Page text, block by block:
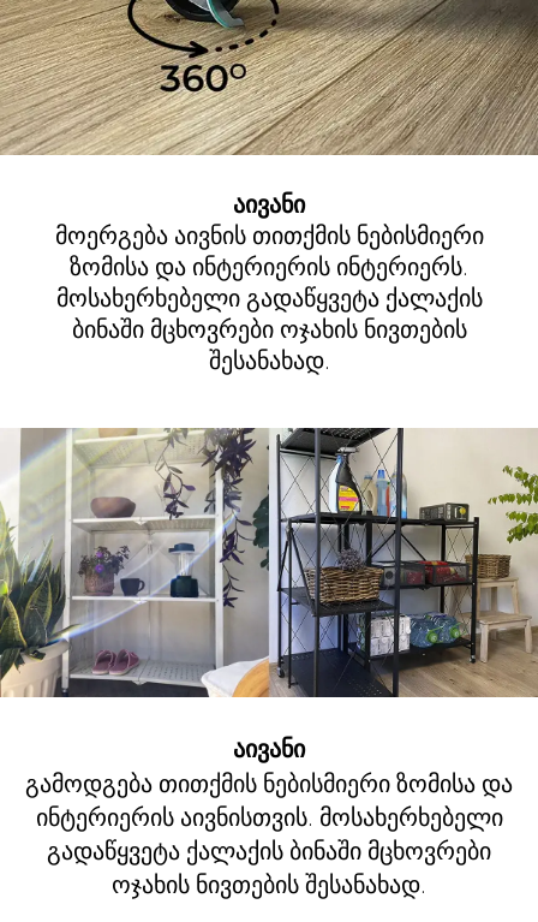
აივანი
მოერგება აივნის თითქმის ნებისმიერი
ზომისა და ინტერიერის ინტერიერს.
მოსახერხებელი გადაწყვეტა ქალაქის
ბინაში მცხოვრები ოჯახის ნივთების
შესანახად.
აივანი
გამოდგება თითქმის ნებისმიერი ზომისა და
ინტერიერის აივნისთვის. მოსახერხებელი
გადაწყვეტა ქალაქის ბინაში მცხოვრები
ოჯახის ნივთების შესანახად.